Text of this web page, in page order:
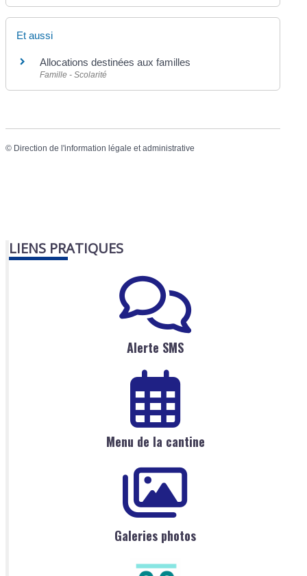
Et aussi
Allocations destinées aux familles
Famille - Scolarité
© Direction de l'information légale et administrative
LIENS PRATIQUES
Alerte SMS
Menu de la cantine
Galeries photos